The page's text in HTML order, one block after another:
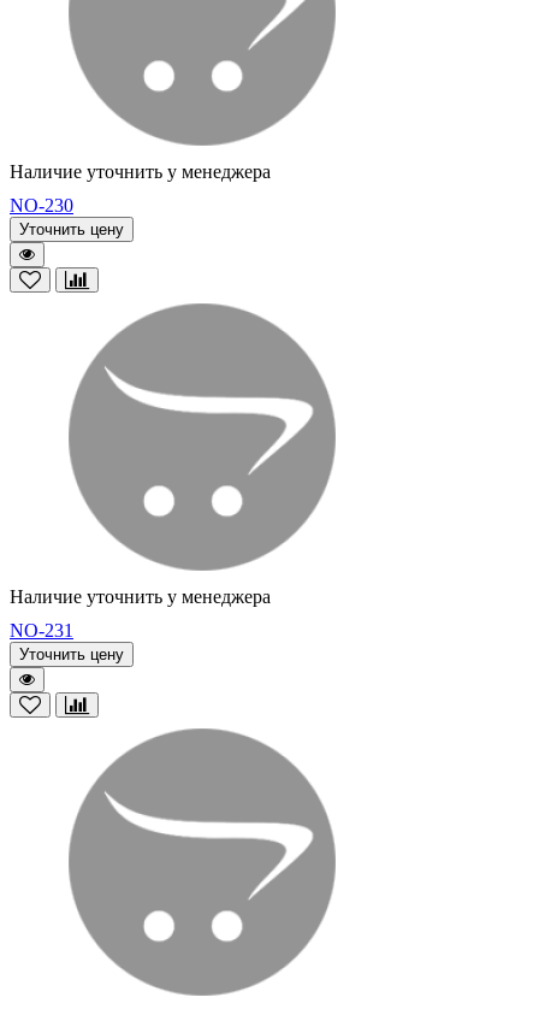
Наличие уточнить у менеджера
NO-230
Уточнить цену
Наличие уточнить у менеджера
NO-231
Уточнить цену